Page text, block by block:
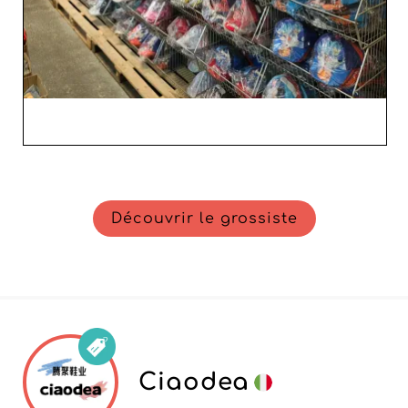
Découvrir le grossiste
Ciaodea